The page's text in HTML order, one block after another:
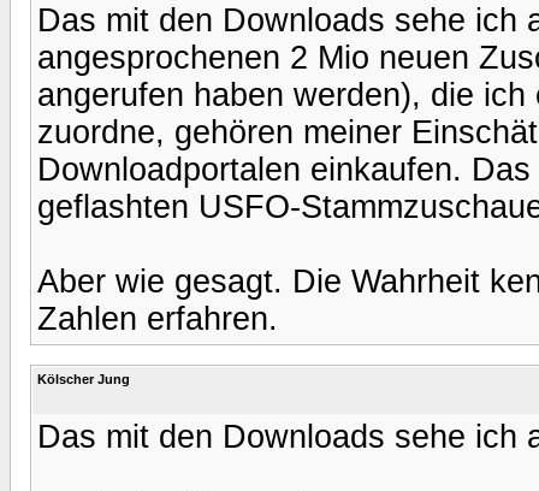
Das mit den Downloads sehe ich
angesprochenen 2 Mio neuen
angerufen haben werden), die
zuordne, gehören meiner
Downloadportalen einkaufen.
geflashten USFO-
Aber wie gesagt. Die Wahrheit
Zahlen erfahren.
Kölscher Jung
Das mit den Downloads sehe ich